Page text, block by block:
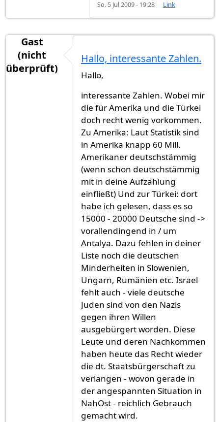
So. 5 Jul 2009 - 19:28 Link
Gast
(nicht
überprüft)
Hallo, interessante Zahlen.
Hallo,
interessante Zahlen. Wobei mir
die für Amerika und die Türkei
doch recht wenig vorkommen.
Zu Amerika: Laut Statistik sind
in Amerika knapp 60 Mill.
Amerikaner deutschstämmig
(wenn schon deutschstämmig
mit in deine Aufzählung
einfließt) Und zur Türkei: dort
habe ich gelesen, dass es so
15000 - 20000 Deutsche sind ->
vorallendingend in / um
Antalya. Dazu fehlen in deiner
Liste noch die deutschen
Minderheiten in Slowenien,
Ungarn, Rumänien etc. Israel
fehlt auch - viele deutsche
Juden sind von den Nazis
gegen ihren Willen
ausgebürgert worden. Diese
Leute und deren Nachkommen
haben heute das Recht wieder
die dt. Staatsbürgerschaft zu
verlangen - wovon gerade in
der angespannten Situation in
NahOst - reichlich Gebrauch
gemacht wird.